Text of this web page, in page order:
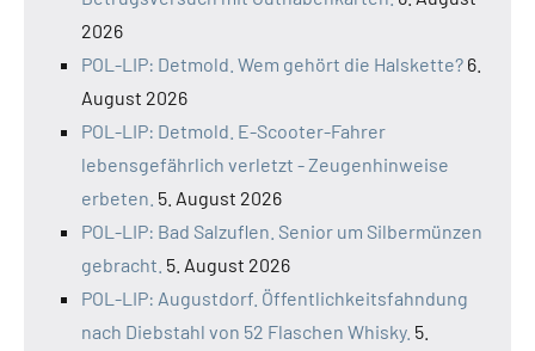
2026
POL-LIP: Detmold. Wem gehört die Halskette? 6.
August 2026
POL-LIP: Detmold. E-Scooter-Fahrer
lebensgefährlich verletzt - Zeugenhinweise
erbeten. 5. August 2026
POL-LIP: Bad Salzuflen. Senior um Silbermünzen
gebracht. 5. August 2026
POL-LIP: Augustdorf. Öffentlichkeitsfahndung
nach Diebstahl von 52 Flaschen Whisky. 5.